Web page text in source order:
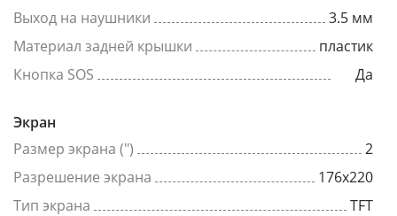
Выход на наушники
3.5 мм
Материал задней крышки
пластик
Кнопка SOS
Да
Экран
Размер экрана (")
2
Разрешение экрана
176x220
Тип экрана
TFT